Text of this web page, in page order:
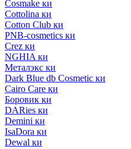
Cosmake ки
Cottolina ки
Cotton Club ки
PNB-cosmetics ки
Crez ки
NGHIA ки
Металэкс ки
Dark Blue db Cosmetic ки
Cairo Care ки
Боровик ки
DARies ки
Demini ки
IsaDora ки
Dewal ки